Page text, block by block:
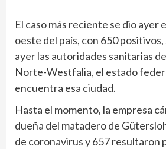
El caso más reciente se dio ayer
oeste del país, con 650
ayer las autoridades sanitarias
Norte-Westfalia, el estado
encuentra esa ciudad.
Hasta el momento, la empresa
dueña del matadero de
de coronavirus y 657 resultaron